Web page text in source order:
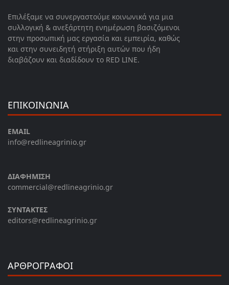
Επιλέξαμε να συνεργαστούμε κοινωνικά για μια
συλλογική & ανεξάρτητη ενημέρωση βασιζόμενοι
στην προσωπική μας εργασία και εμπειρία, καθώς
και στην συνειδητή στήριξη αυτών που ήδη
διαβάζουν και διαδίδουν το RED LINE.
ΕΠΙΚΟΙΝΩΝΙΑ
EMAIL
info@redlineagrinio.gr
ΔΙΑΦΗΜΙΣΗ
commercial@redlineagrinio.gr
ΣΥΝΤΑΚΤΕΣ
editors@redlineagrinio.gr
ΑΡΘΡΟΓΡΑΦΟΙ